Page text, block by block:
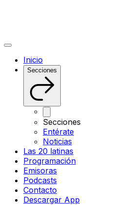
Inicio
Secciones
Secciones
Entérate
Noticias
Las 20 latinas
Programación
Emisoras
Podcasts
Contacto
Descargar App